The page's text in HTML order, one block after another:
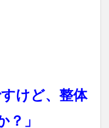
けど、整体
」